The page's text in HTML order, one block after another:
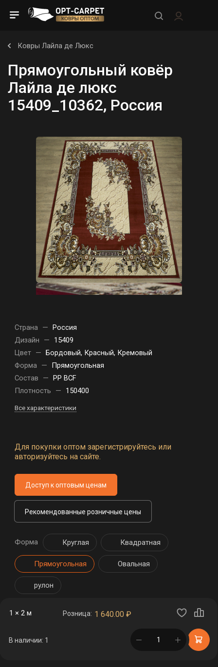
Ковры Лайла де Люкс
Прямоугольный ковёр
Лайла де люкс
15409_10362, Россия
Страна — Россия
Дизайн
—
15409
Цвет — Бордовый, Красный, Кремовый
Форма —
Прямоугольная
Состав
— PP BCF
Плотность
— 150400
Все характеристики
Для покупки оптом зарегистрируйтесь или
авторизуйтесь на сайте.
Доступ к оптовым ценам
Рекомендованные розничные цены
Форма Круглая Квадратная
Прямоугольная Овальная
рулон
1 × 2 м Розница: 1 640.00 ₽
В наличии: 1 в корзине